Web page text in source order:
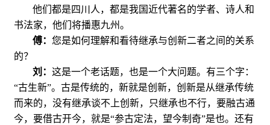
他们都是四川人，都是我国近代著名的学者、诗人和
书法家，他们将播惠九州。
傅：您是如何理解和看待继承与创新二者之间的关系
的？
刘：这是一个老话题，也是一个大问题。有三个字：
“古生新”。古是传统的，新就是创新，创新是从继承传统
而来的，没有继承谈不上创新，只继承也不行，要融古通
今，要借古开今，就是“参古定法，望今制奇”是也。还有